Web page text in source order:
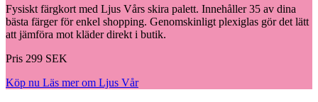
Fysiskt färgkort med Ljus Vårs skira palett. Innehåller 35 av dina
bästa färger för enkel shopping. Genomskinligt plexiglas gör det lätt
att jämföra mot kläder direkt i butik.
Pris 299 SEK
Köp nu Läs mer om Ljus Vår